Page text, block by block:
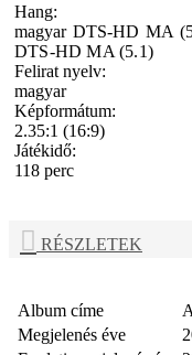
Hang:
magyar DTS-HD MA
DTS-HD MA (5.1)
Felirat nyelv:
magyar
Képformátum:
2.35:1 (16:9)
Játékidő:
118 perc
RÉSZLETEK
Album címe
Megjelenés éve